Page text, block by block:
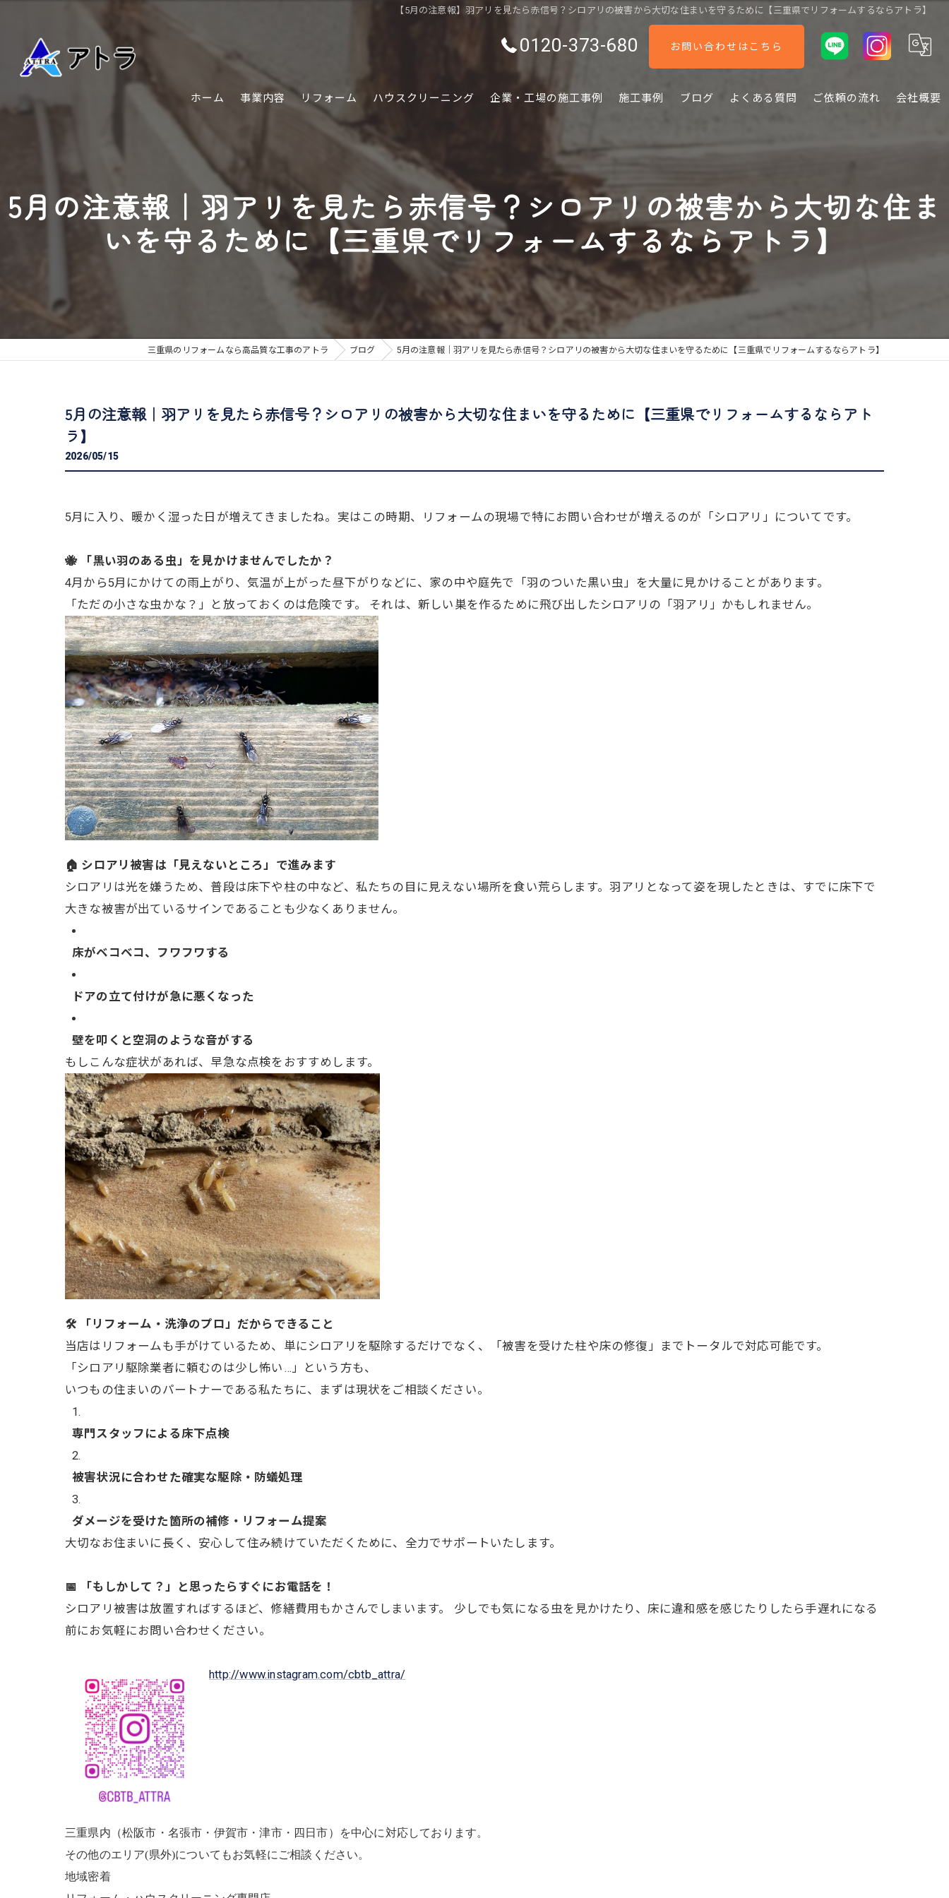
【5月の注意報】羽アリを見たら赤信号？シロアリの被害から大切な住まいを守るために【三重県でリフォームするならアトラ】
0120-373-680 お問い合わせはこちら
ホーム 事業内容 リフォーム
外装
ぷちリフォーム
外構・エクステリア
ハウスクリーニング 企業・工場の施工事例 施工事例 ブログ よくある質問 ご依頼の流れ 会社概要
5月の注意報｜羽アリを見たら赤信号？シロアリの被害から大切な住ま
いを守るために【三重県でリフォームするならアトラ】
三重県のリフォームなら高品質な工事のアトラ ブログ 5月の注意報｜羽アリを見たら赤信号？シロアリの被害から大切な住まいを守るために【三重県でリフォームするならアトラ】
5月の注意報｜羽アリを見たら赤信号？シロアリの被害から大切な住まいを守るために【三重県でリフォームするならアト
ラ】
2026/05/15
5月に入り、暖かく湿った日が増えてきましたね。実はこの時期、リフォームの現場で特にお問い合わせが増えるのが「シロアリ」についてです。
🐝 「黒い羽のある虫」を見かけませんでしたか？
4月から5月にかけての雨上がり、気温が上がった昼下がりなどに、家の中や庭先で「羽のついた黒い虫」を大量に見かけることがあります。
「ただの小さな虫かな？」と放っておくのは危険です。 それは、新しい巣を作るために飛び出したシロアリの「羽アリ」かもしれません。
🏠 シロアリ被害は「見えないところ」で進みます
シロアリは光を嫌うため、普段は床下や柱の中など、私たちの目に見えない場所を食い荒らします。羽アリとなって姿を現したときは、すでに床下で
大きな被害が出ているサインであることも少なくありません。
床がベコベコ、フワフワする
ドアの立て付けが急に悪くなった
壁を叩くと空洞のような音がする
もしこんな症状があれば、早急な点検をおすすめします。
🛠️ 「リフォーム・洗浄のプロ」だからできること
当店はリフォームも手がけているため、単にシロアリを駆除するだけでなく、「被害を受けた柱や床の修復」までトータルで対応可能です。
「シロアリ駆除業者に頼むのは少し怖い…」という方も、
いつもの住まいのパートナーである私たちに、まずは現状をご相談ください。
専門スタッフによる床下点検
被害状況に合わせた確実な駆除・防蟻処理
ダメージを受けた箇所の補修・リフォーム提案
大切なお住まいに長く、安心して住み続けていただくために、全力でサポートいたします。
📅 「もしかして？」と思ったらすぐにお電話を！
シロアリ被害は放置すればするほど、修繕費用もかさんでしまいます。 少しでも気になる虫を見かけたり、床に違和感を感じたりしたら手遅れになる
前にお気軽にお問い合わせください。
http://www.instagram.com/cbtb_attra/
三重県内（松阪市・名張市・伊賀市・津市・四日市）を中心に対応しております。
その他のエリア(県外)についてもお気軽にご相談ください。
地域密着